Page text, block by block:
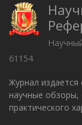
61154
Журнал издается
научные обзоры,
практического